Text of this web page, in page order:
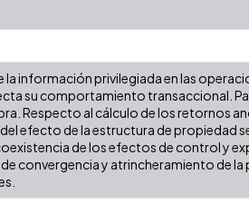
la información privilegiada en las
su comportamiento transaccional.
Respecto al cálculo de los retornos
efecto de la estructura de propiedad
de los efectos de control y
convergencia y atrincheramiento de